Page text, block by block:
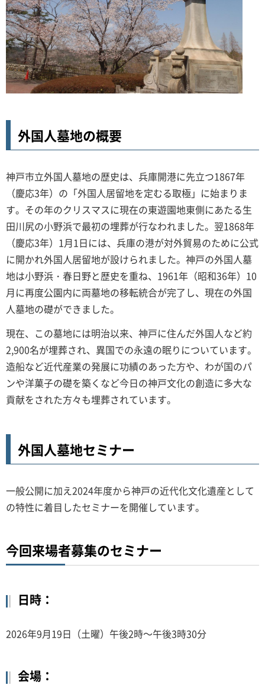
外国人墓地の概要
神戸市立外国人墓地の歴史は、兵庫開港に先立つ1867年
（慶応3年）の「外国人居留地を定むる取極」に始まりま
す。その年のクリスマスに現在の東遊園地東側にあたる生
田川尻の小野浜で最初の埋葬が行なわれました。翌1868年
（慶応3年）1月1日には、兵庫の港が対外貿易のために公式
に開かれ外国人居留地が設けられました。神戸の外国人墓
地は小野浜・春日野と歴史を重ね、1961年（昭和36年）10
月に再度公園内に両墓地の移転統合が完了し、現在の外国
人墓地の礎ができました。
現在、この墓地には明治以来、神戸に住んだ外国人など約
2,900名が埋葬され、異国での永遠の眠りについています。
造船など近代産業の発展に功績のあった方や、わが国のパ
ンや洋菓子の礎を築くなど今日の神戸文化の創造に多大な
貢献をされた方々も埋葬されています。
外国人墓地セミナー
一般公開に加え2024年度から神戸の近代化文化遺産として
の特性に着目したセミナーを開催しています。
今回来場者募集のセミナー
日時：
2026年9月19日（土曜）午後2時～午後3時30分
会場：